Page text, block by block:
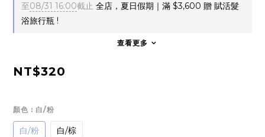
至08/31 16:00截止 全店，夏日假期｜滿 $3,600 贈 賦活髮
浴旅行瓶 !
查看更多
NT$320
顏色 : 白/粉
白/粉 白/棕